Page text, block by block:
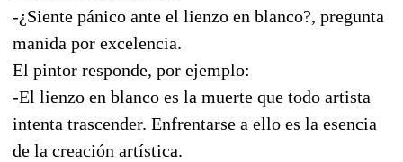
-¿Siente pánico ante el lienzo en blanco?, pregunta
manida por excelencia.
El pintor responde, por ejemplo:
-El lienzo en blanco es la muerte que todo artista
intenta trascender. Enfrentarse a ello es la esencia
de la creación artística.